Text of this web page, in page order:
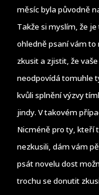
měsíc byla původně
Takže si myslím, že
ohledně psaní vám to
zkusit a zjistit, že
neodpovídá tomuhle
kvůli splnění výzvy
jindy. V takovém
Nicméně pro ty, kteří
nezkusili, dám vám
psát novelu dost
trochu se donutit